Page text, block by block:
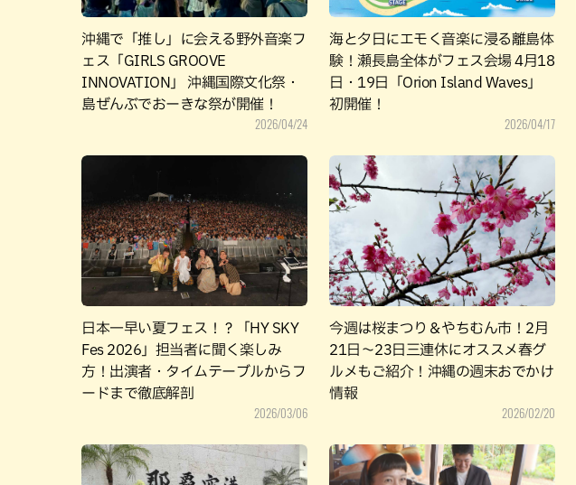
沖縄で「推し」に会える野外音楽フ
ェス「GIRLS GROOVE
INNOVATION」 沖縄国際文化祭・
島ぜんぶでおーきな祭が開催！
2026/04/24
海と夕日にエモく音楽に浸る離島体
験！瀬長島全体がフェス会場 4月18
日・19日「Orion Island Waves」
初開催！
2026/04/17
日本一早い夏フェス！？「HY SKY
Fes 2026」担当者に聞く楽しみ
方！出演者・タイムテーブルからフ
ードまで徹底解剖
2026/03/06
今週は桜まつり＆やちむん市！2月
21日〜23日三連休にオススメ春グ
ルメもご紹介！沖縄の週末おでかけ
情報
2026/02/20